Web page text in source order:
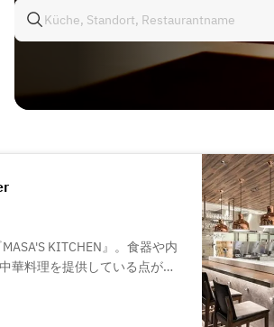
KITCHEN』。食器や内
華料理を提供している点が当